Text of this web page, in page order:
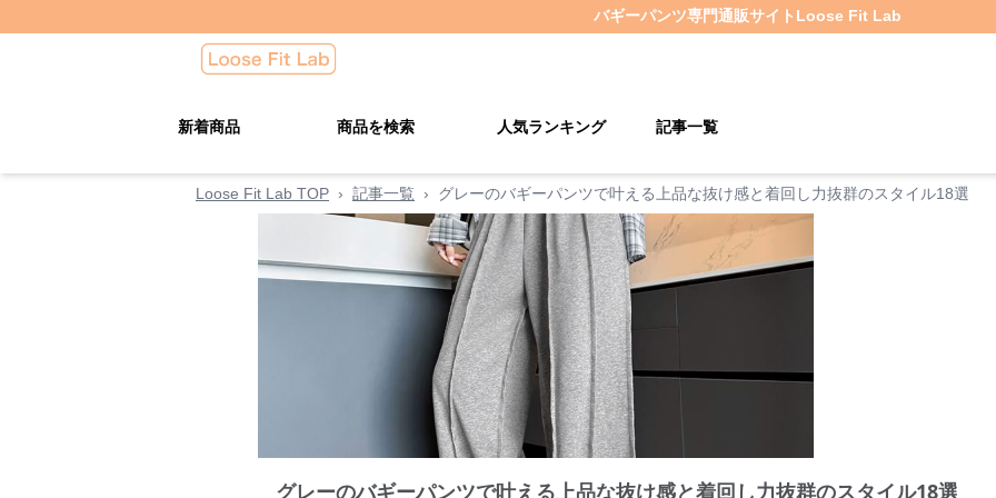
バギーパンツ専門通販サイト Loose Fit Lab
新着商品 商品を検索 人気ランキング 記事一覧
Loose Fit Lab TOP › 記事一覧 › グレーのバギーパンツで叶える上品な抜け感と着回し力抜群のスタイル18選
グレーのバギーパンツで叶える上品な抜け感と着回し力抜群のスタイル18選